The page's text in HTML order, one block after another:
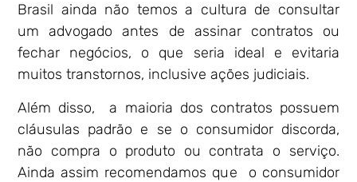
Brasil ainda não temos a cultura de consultar
um advogado antes de assinar contratos ou
fechar negócios, o que seria ideal e evitaria
muitos transtornos, inclusive ações judiciais.
Além disso, a maioria dos contratos possuem
cláusulas padrão e se o consumidor discorda,
não compra o produto ou contrata o serviço.
Ainda assim recomendamos que o consumidor